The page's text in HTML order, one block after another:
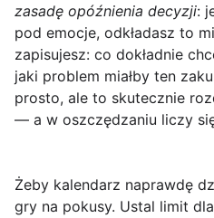
zasadę opóźnienia decyzji:
pod emocje, odkładasz to
zapisujesz: co dokładnie
jaki problem miałby ten
prosto, ale to skutecznie
— a w oszczędzaniu liczy
Żeby kalendarz naprawdę
gry na pokusy. Ustal limit